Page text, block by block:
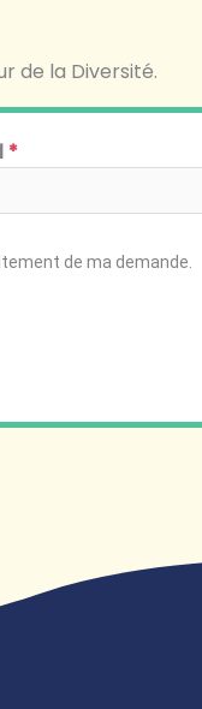
de la Diversité.
*
de ma demande.